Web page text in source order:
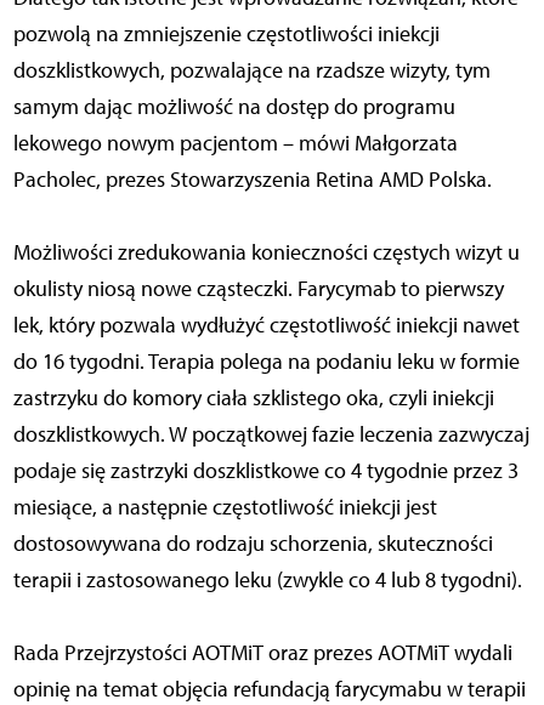
pozwolą na zmniejszenie częstotliwości iniekcji
doszklistkowych, pozwalające na rzadsze wizyty, tym
samym dając możliwość na dostęp do programu
lekowego nowym pacjentom – mówi Małgorzata
Pacholec, prezes Stowarzyszenia Retina AMD Polska.
Możliwości zredukowania konieczności częstych wizyt u
okulisty niosą nowe cząsteczki. Farycymab to pierwszy
lek, który pozwala wydłużyć częstotliwość iniekcji nawet
do 16 tygodni. Terapia polega na podaniu leku w formie
zastrzyku do komory ciała szklistego oka, czyli iniekcji
doszklistkowych. W początkowej fazie leczenia zazwyczaj
podaje się zastrzyki doszklistkowe co 4 tygodnie przez 3
miesiące, a następnie częstotliwość iniekcji jest
dostosowywana do rodzaju schorzenia, skuteczności
terapii i zastosowanego leku (zwykle co 4 lub 8 tygodni).
Rada Przejrzystości AOTMiT oraz prezes AOTMiT wydali
opinię na temat objęcia refundacją farycymabu w terapii